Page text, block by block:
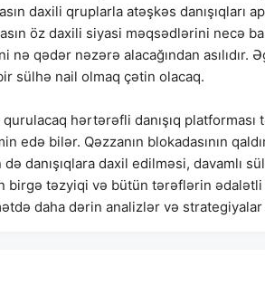
daxili qruplarla atəşkəs danışıqları
öz daxili siyasi məqsədlərini necə
nə qədər nəzərə alacağından asılıdır.
sülhə nail olmaq çətin olacaq.
hərtərəfli danışıq
edə bilər. Qəzzanın blokadasının
danışıqlara daxil edilməsi, davamlı
birgə təzyiqi və bütün tərəflərin
daha dərin analizlər və strategiyalar